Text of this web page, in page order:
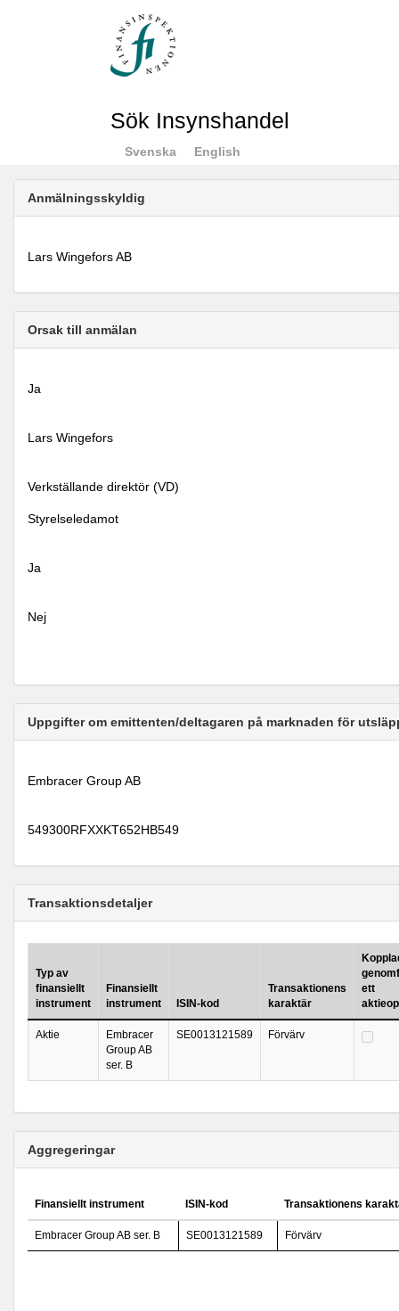
Sök Insynshandel
Svenska English
Anmälningsskyldig
Lars Wingefors AB
Orsak till anmälan
Ja
Lars Wingefors
Verkställande direktör (VD)
Styrelseledamot
Ja
Nej
Uppgifter om emittenten/deltagaren på marknaden för
Embracer Group AB
549300RFXXKT652HB549
Transaktionsdetaljer
Typ av
finansiellt
instrument
Finansiellt
instrument
ISIN-kod
Transaktionens
karaktär
ett
Aktie
Embracer
Group AB
ser. B
SE0013121589 Förvärv
Aggregeringar
Finansiellt instrument ISIN-kod Transaktionens
Embracer Group AB ser. B SE0013121589 Förvärv